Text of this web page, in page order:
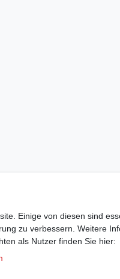
Einige von diesen sind
zu verbessern. Weitere
als Nutzer finden Sie hier: